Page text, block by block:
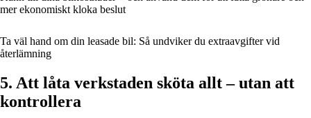
mer ekonomiskt kloka beslut
Ta väl hand om din leasade bil: Så undviker du extraavgifter vid
återlämning
5. Att låta verkstaden sköta allt – utan att
kontrollera